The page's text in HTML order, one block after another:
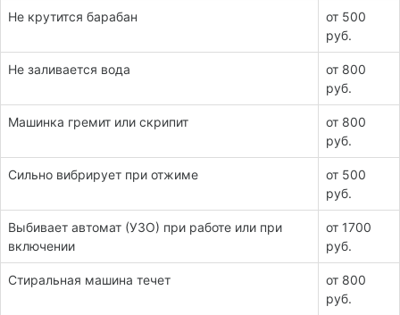
Не крутится барабан
от 500
руб.
Не заливается вода
от 800
руб.
Машинка гремит или скрипит
от 800
руб.
Сильно вибрирует при отжиме
от 500
руб.
Выбивает автомат (УЗО) при работе или при
включении
от 1700
руб.
Стиральная машина течет
от 800
руб.